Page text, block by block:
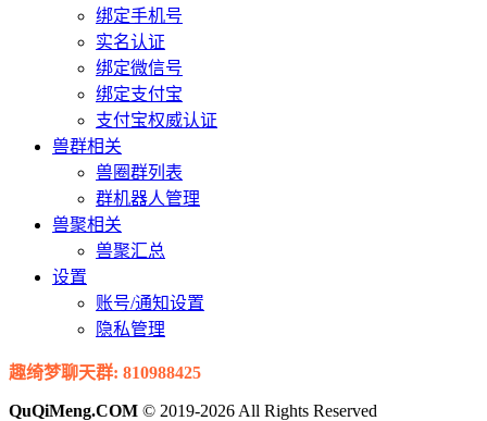
绑定手机号
实名认证
绑定微信号
绑定支付宝
支付宝权威认证
兽群相关
兽圈群列表
群机器人管理
兽聚相关
兽聚汇总
设置
账号/通知设置
隐私管理
趣绮梦聊天群: 810988425
QuQiMeng.COM © 2019-2026 All Rights Reserved